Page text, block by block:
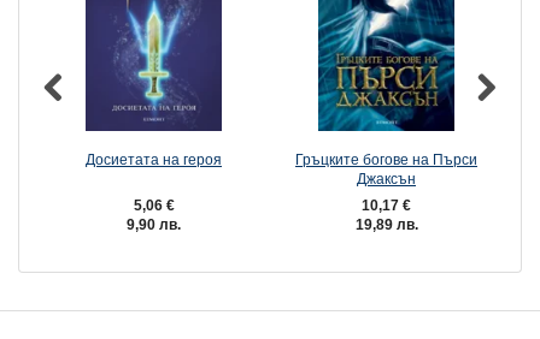
Досиетата на героя
5,06 €
9,90 лв.
Гръцките богове на Пърси
Джаксън
10,17 €
19,89 лв.